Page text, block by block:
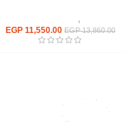
ترابيزات,
EGP13,860.00
EGP 11,550.00